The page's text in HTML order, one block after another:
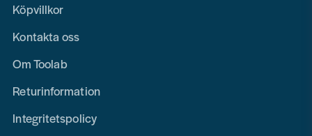
Köpvillkor
Kontakta oss
Om Toolab
Returinformation
Integritetspolicy